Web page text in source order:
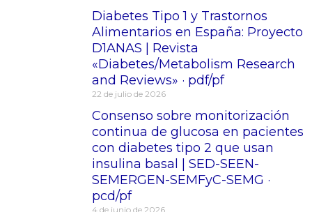
Diabetes Tipo 1 y Trastornos
Alimentarios en España: Proyecto
D1ANAS | Revista
«Diabetes/Metabolism Research
and Reviews» · pdf/pf
22 de julio de 2026
Consenso sobre monitorización
continua de glucosa en pacientes
con diabetes tipo 2 que usan
insulina basal | SED-SEEN-
SEMERGEN-SEMFyC-SEMG ·
pcd/pf
4 de junio de 2026